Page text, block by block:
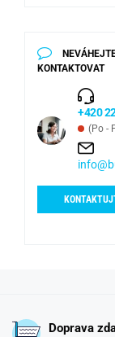
KONTAKTOVAT
+420
(Po -
Doprava